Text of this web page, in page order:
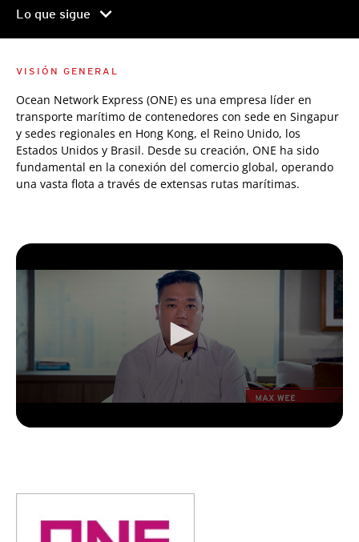
Lo que sigue chevron_right
VISIÓN GENERAL
Ocean Network Express (ONE) es una empresa líder en
transporte marítimo de contenedores con sede en Singapur
y sedes regionales en Hong Kong, el Reino Unido, los
Estados Unidos y Brasil. Desde su creación, ONE ha sido
fundamental en la conexión del comercio global, operando
una vasta flota a través de extensas rutas marítimas.